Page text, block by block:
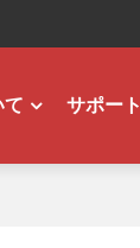
サポート